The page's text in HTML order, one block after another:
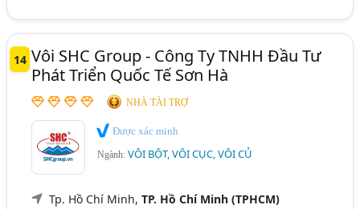
14 Vôi SHC Group - Công Ty TNHH Đầu Tư
Phát Triển Quốc Tế Sơn Hà
NHÀ TÀI TRỢ
Được xác minh
Ngành:VÔI BỘT, VÔI CỤC, VÔI CỦ
Tp. Hồ Chí Minh,TP. Hồ Chí Minh (TPHCM)